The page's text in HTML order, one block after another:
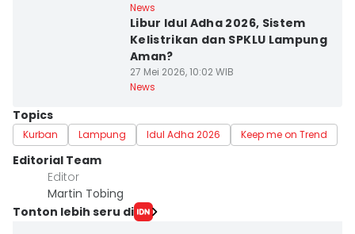
News
Libur Idul Adha 2026, Sistem
Kelistrikan dan SPKLU Lampung
Aman?
27 Mei 2026, 10:02 WIB
News
Topics
Kurban Lampung Idul Adha 2026 Keep me on Trend
Editorial Team
Editor
Martin Tobing
Tonton lebih seru di